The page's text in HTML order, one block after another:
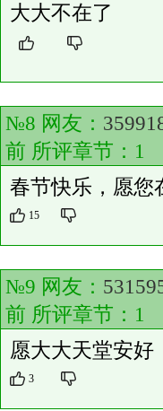
大大不在了
№8 网友：
前 所评章节： 1
春节快乐，愿您
15
№9 网友：
前 所评章节： 1
愿大大天堂安好
3